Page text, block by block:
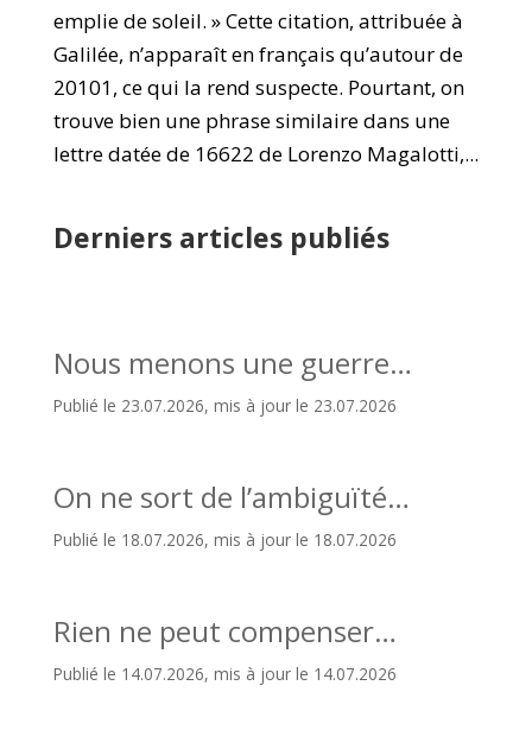
emplie de soleil. » Cette citation, attribuée à
Galilée, n’apparaît en français qu’autour de
20101, ce qui la rend suspecte. Pourtant, on
trouve bien une phrase similaire dans une
lettre datée de 16622 de Lorenzo Magalotti,...
Derniers articles publiés
Nous menons une guerre…
Publié le 23.07.2026, mis à jour le 23.07.2026
On ne sort de l’ambiguïté…
Publié le 18.07.2026, mis à jour le 18.07.2026
Rien ne peut compenser…
Publié le 14.07.2026, mis à jour le 14.07.2026